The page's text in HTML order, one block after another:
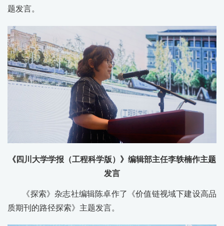
题发言。
《四川大学学报（工程科学版）》编辑部主任李轶楠作主题
发言
《探索》杂志社编辑陈卓作了《价值链视域下建设高品
质期刊的路径探索》主题发言。